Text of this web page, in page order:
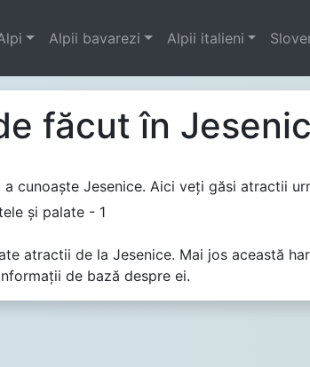
Alpii bavarezi Alpii italieni
făcut în
cunoaşte Jesenice. Aici veţi găsi atractii
şi palate - 1
atractii de la Jesenice. Mai jos această
de bază despre ei.